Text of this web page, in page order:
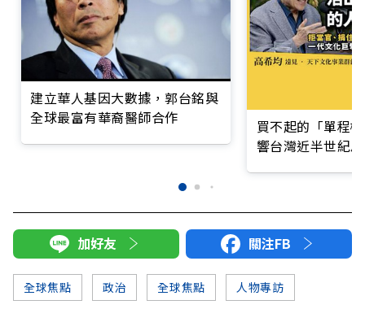
建立華人基因大數據，郭台銘與
全球最富有華裔醫師合作
買不起的「單程
響台灣近半世紀
加好友 關注FB
全球焦點 政治 全球焦點 人物專訪